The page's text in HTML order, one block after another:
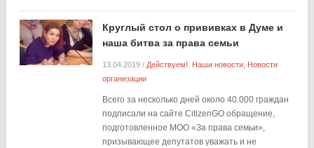
Круглый стол о прививках в Думе и
наша битва за права семьи
13.04.2019/ Действуем! Наши новости, Новости
организации
Всего за несколько дней около 40.000 граждан
подписали на сайте CitizenGO обращение,
подготовленное МОО «За права семьи»,
призывающее депутатов уважать и не